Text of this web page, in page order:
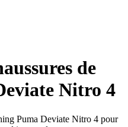
de
Nitro 4
Puma Deviate Nitro 4 pour